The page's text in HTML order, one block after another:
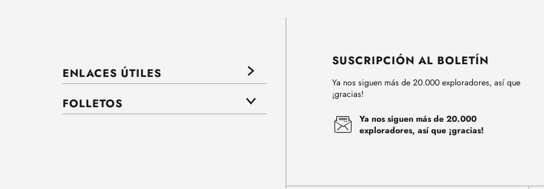
ENLACES ÚTILES
FOLLETOS
SUSCRIPCIÓN AL BOLETÍN
Ya nos siguen más de 20.000 exploradores, así que
¡gracias!
Ya nos siguen más de 20.000
exploradores, así que ¡gracias!